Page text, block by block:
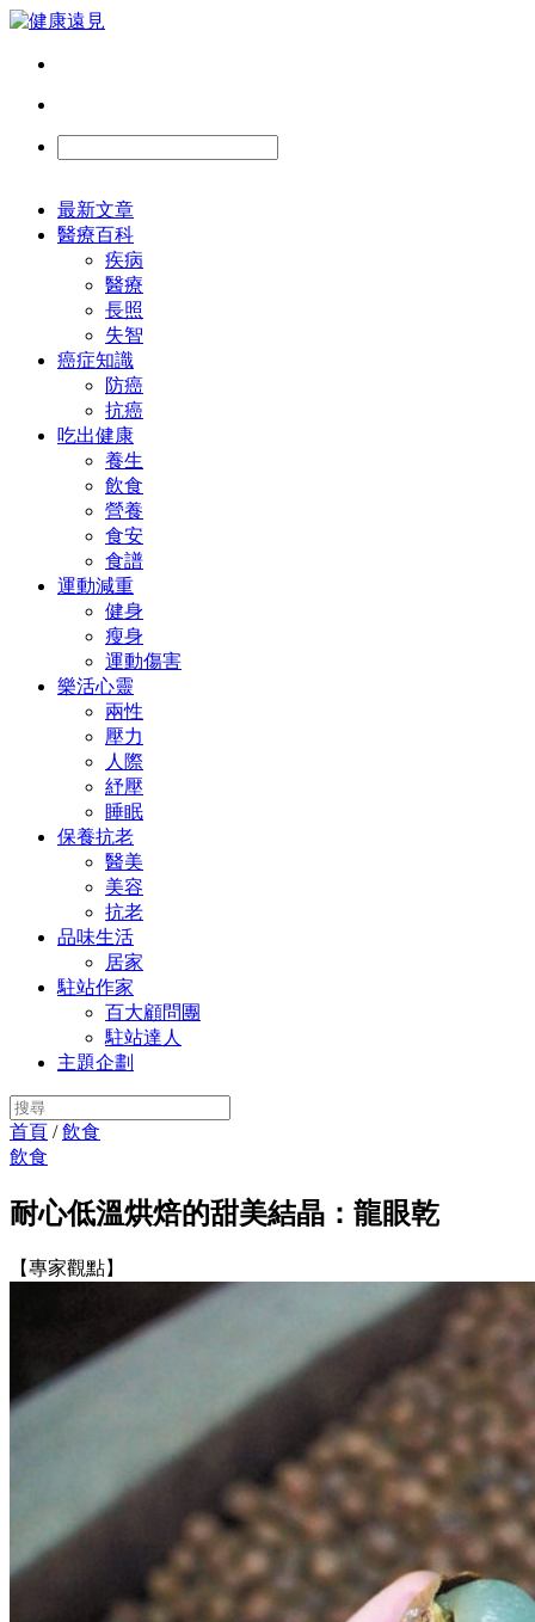
最新文章
醫療百科
疾病
醫療
長照
失智
癌症知識
防癌
抗癌
吃出健康
養生
飲食
營養
食安
食譜
運動減重
健身
瘦身
運動傷害
樂活心靈
兩性
壓力
人際
紓壓
睡眠
保養抗老
醫美
美容
抗老
品味生活
居家
駐站作家
百大顧問團
駐站達人
主題企劃
首頁 /飲食
飲食
耐心低溫烘焙的甜美結晶：龍眼乾
【專家觀點】